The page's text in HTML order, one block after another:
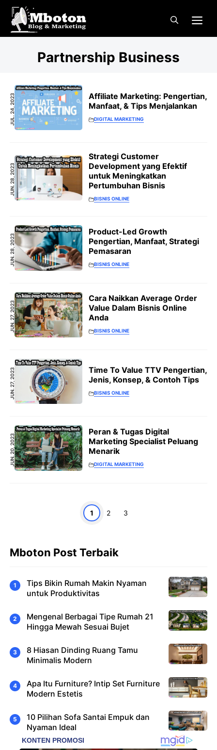
Langsung
Partnership Business
JUL. 24, 2023
Affiliate Marketing: Pengertian,
Manfaat, & Tips Menjalankan
DIGITAL MARKETING
JUN. 28, 2023
Strategi Customer
Development yang Efektif
untuk Meningkatkan
Pertumbuhan Bisnis
BISNIS ONLINE
JUN. 28, 2023
Product-Led Growth
Pengertian, Manfaat, Strategi
Pemasaran
BISNIS ONLINE
JUN. 27, 2023
Cara Naikkan Average Order
Value Dalam Bisnis Online
Anda
BISNIS ONLINE
JUN. 27, 2023
Time To Value TTV Pengertian,
Jenis, Konsep, & Contoh Tips
BISNIS ONLINE
JUN. 20, 2023
Peran & Tugas Digital
Marketing Specialist Peluang
Menarik
DIGITAL MARKETING
Halaman
1 Halaman
2 Halaman
3
Mboton Post Terbaik
Tips Bikin Rumah Makin Nyaman
untuk Produktivitas
Mengenal Berbagai Tipe Rumah 21
Hingga Mewah Sesuai Bujet
8 Hiasan Dinding Ruang Tamu
Minimalis Modern
Apa Itu Furniture? Intip Set Furniture
Modern Estetis
10 Pilihan Sofa Santai Empuk dan
Nyaman Ideal